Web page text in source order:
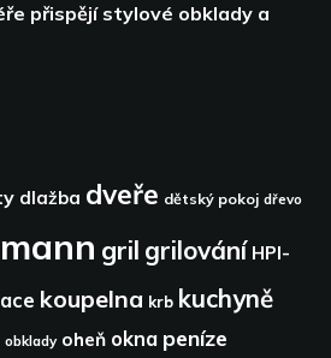
přispějí stylové obklady a
dlažba dveře dětský pokoj dřevo
gril grilování HPI-
koupelna krb kuchyně
obklady oheň okna peníze